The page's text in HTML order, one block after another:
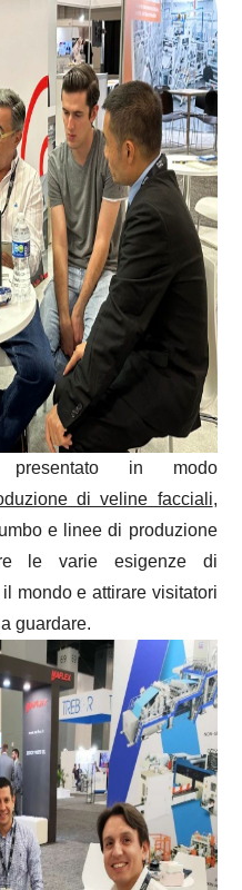
in modo
di veline facciali,
e linee di produzione
le varie esigenze di
mondo e attirare visitatori
guardare.